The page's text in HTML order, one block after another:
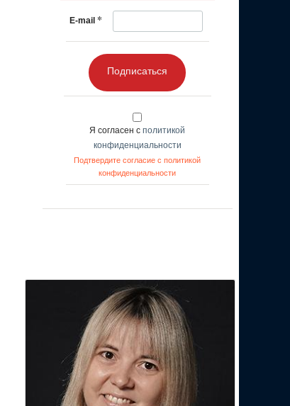
E-mail *
Подписаться
Я согласен с политикой
конфиденциальности
Подтвердите согласие с политикой
конфиденциальности